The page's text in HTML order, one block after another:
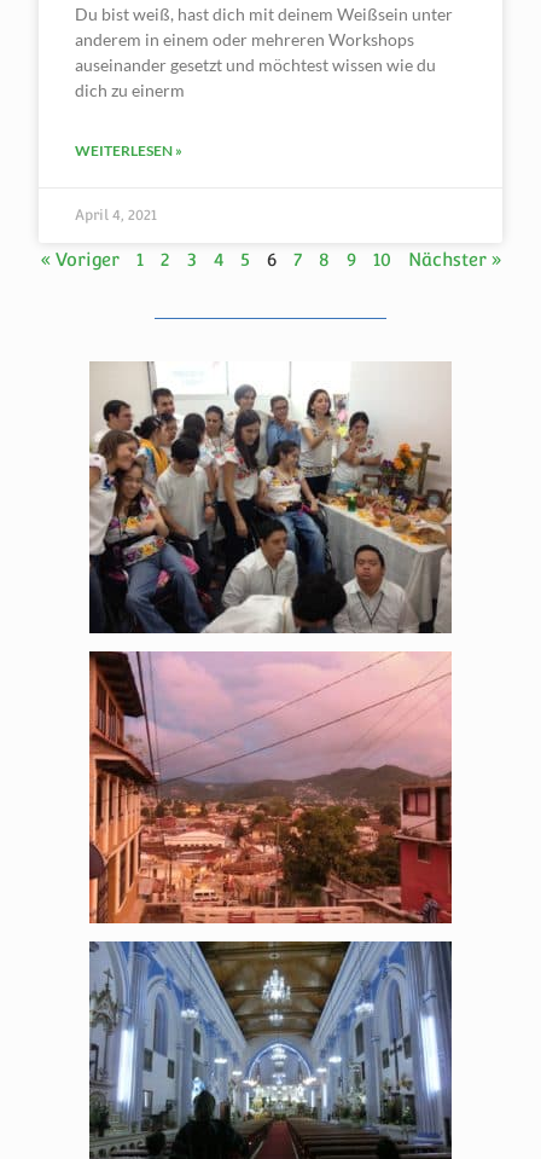
Du bist weiß, hast dich mit deinem Weißsein unter
anderem in einem oder mehreren Workshops
auseinander gesetzt und möchtest wissen wie du
dich zu einerm
WEITERLESEN »
April 4, 2021
« Voriger 1 2 3 4 5 6 7 8 9 10 Nächster »